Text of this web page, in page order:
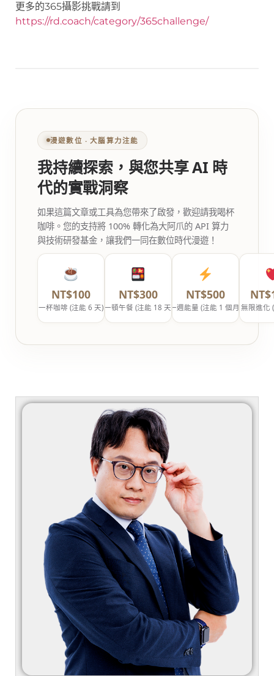
更多的365攝影挑戰請到
https://rd.coach/category/365challenge/
漫遊數位 ‧ 大腦算力注能
我持續探索，與您共享 AI 時
代的實戰洞察
如果這篇文章或工具為您帶來了啟發，歡迎請我喝杯
咖啡。您的支持將 100% 轉化為大阿爪的 API 算力
與技術研發基金，讓我們一同在數位時代漫遊！
NT$100
一杯咖啡 (注能 6 天)
NT$300
一頓午餐 (注能 18 天)
NT$500
一週能量 (注能 1 個月)無限進化